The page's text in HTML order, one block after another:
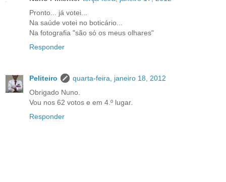
Pronto... já votei...
Na saúde votei no boticário...
Na fotografia "são só os meus olhares"
Responder
Peliteiro
quarta-feira, janeiro 18, 2012
Obrigado Nuno.
Vou nos 62 votos e em 4.º lugar.
Responder